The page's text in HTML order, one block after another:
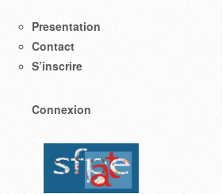
Presentation
Contact
S’inscrire
Connexion